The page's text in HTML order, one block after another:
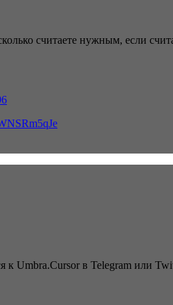
считаете нужным, если
к Umbra.Cursor в Telegram или